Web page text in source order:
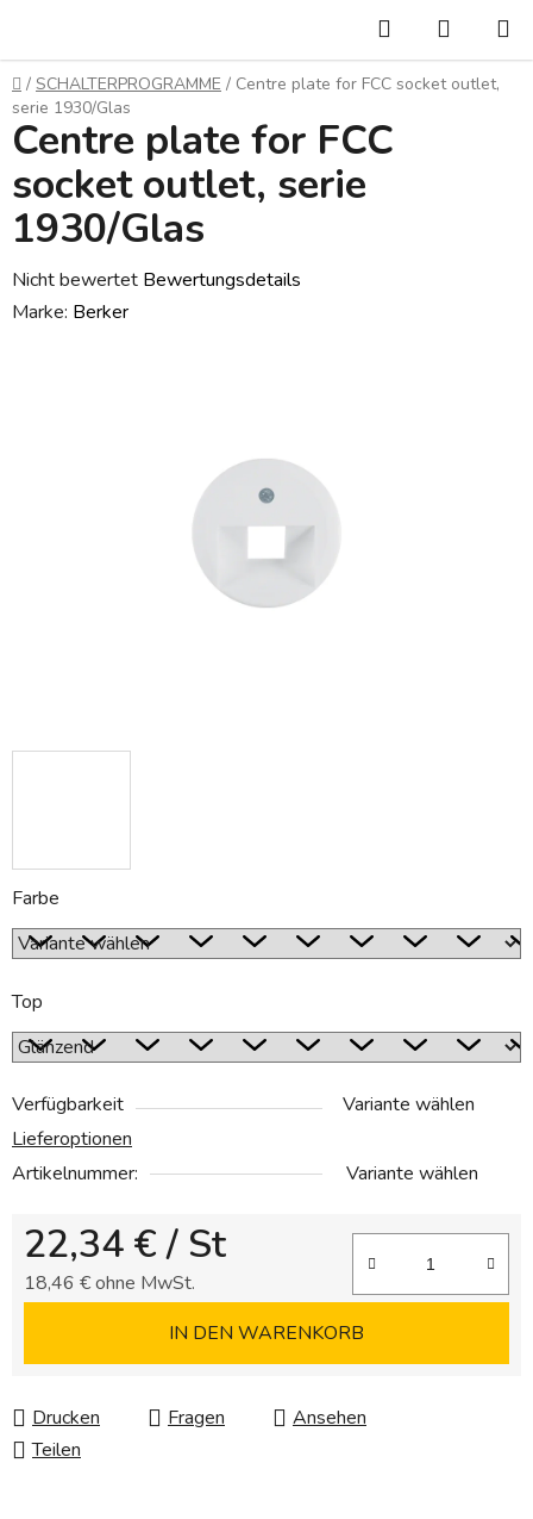
springen
Suchen
Startseite
/ SCHALTERPROGRAMME / Centre plate for FCC socket outlet,
serie 1930/Glas
Farbe
Top
Verfügbarkeit
Variante wählen
Lieferoptionen
Artikelnummer:
Variante wählen
22,34 €/ St
18,46 € ohne MwSt.
IN DEN WARENKORB
Drucken Fragen
Ansehen
Teilen
Centre plate for FCC
socket outlet, serie
1930/Glas
Die
durchschnittliche
Nicht bewertet Bewertungsdetails
Marke: Berker